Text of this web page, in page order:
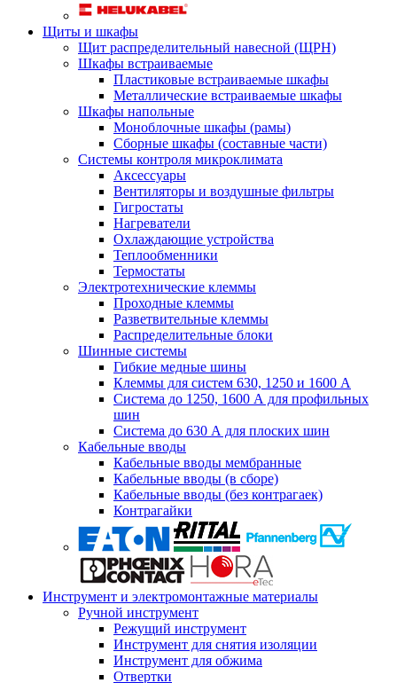
Щиты и шкафы
Щит распределительный навесной (ЩРН)
Шкафы встраиваемые
Пластиковые встраиваемые шкафы
Металлические встраиваемые шкафы
Шкафы напольные
Моноблочные шкафы (рамы)
Сборные шкафы (составные части)
Системы контроля микроклимата
Аксессуары
Вентиляторы и воздушные фильтры
Гигростаты
Нагреватели
Охлаждающие устройства
Теплообменники
Термостаты
Электротехнические клеммы
Проходные клеммы
Разветвительные клеммы
Распределительные блоки
Шинные системы
Гибкие медные шины
Клеммы для систем 630, 1250 и 1600 А
Система до 1250, 1600 А для профильных
шин
Система до 630 А для плоских шин
Кабельные вводы
Кабельные вводы мембранные
Кабельные вводы (в сборе)
Кабельные вводы (без контрагаек)
Контрагайки
Инструмент и электромонтажные материалы
Ручной инструмент
Режущий инструмент
Инструмент для снятия изоляции
Инструмент для обжима
Отвертки